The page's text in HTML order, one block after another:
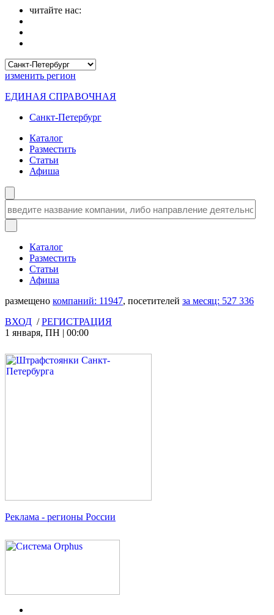
читайте нас:
изменить регион
ЕДИНАЯ СПРАВОЧНАЯ
Санкт-Петербург
Каталог
Разместить
Статьи
Афиша
Каталог
Разместить
Статьи
Афиша
размещено компаний: 11947, посетителей за месяц: 527 336
ВХОД /РЕГИСТРАЦИЯ
1 января, ПН | 00:00
Реклама - регионы России